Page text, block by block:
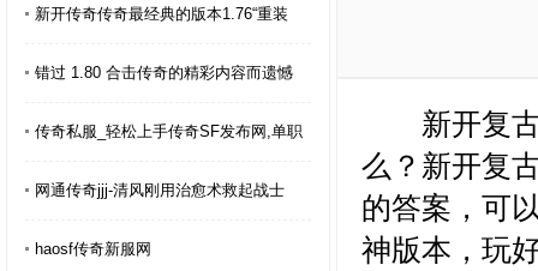
新开传奇传奇最经典的版本1.76“重装
错过 1.80 合击传奇的精彩内容而遗憾
传奇私服_轻松上手传奇SF发布网,单职
网通传奇jjj-清风刚用治愈术救起战士
haosf传奇新服网
新开复古
么？新开复
的答案，可
神版本，玩